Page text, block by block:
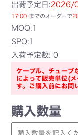
出荷予定日:2026/
17:00 までのオーダーで
MOQ:1
SPQ:1
入荷予定数: 0
ケーブル、チューブ
によって販売単位(
す。ご購入前にお問
購入数量